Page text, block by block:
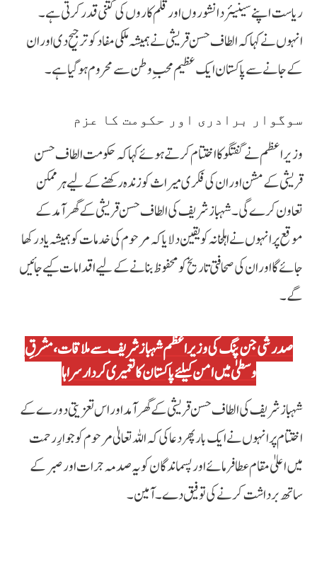
ریاست اپنے سینیئر دانشوروں اور قلم کاروں کی کتنی قدر کرتی ہے۔
انہوں نے کہا کہ الطاف حسن قریشی نے ہمیشہ ملکی مفاد کو ترجیح دی اور ان
کے جانے سے پاکستان ایک عظیم محبِ وطن سے محروم ہو گیا ہے۔
سوگوار برادری اور حکومت کا عزم
وزیراعظم نے گفتگو کا اختتام کرتے ہوئے کہا کہ حکومت الطاف حسن
قریشی کے مشن اور ان کی فکری میراث کو زندہ رکھنے کے لیے ہر ممکن
تعاون کرے گی۔ شہباز شریف کی الطاف حسن قریشی کے گھر آمد کے
موقع پر انہوں نے اہلخانہ کو یقین دلایا کہ مرحوم کی خدمات کو ہمیشہ یاد رکھا
جائے گا اور ان کی صحافتی تاریخ کو محفوظ بنانے کے لیے اقدامات کیے جائیں
گے۔
صدر شی جن پنگ کی وزیراعظم شہباز شریف سے ملاقات، مشرقِ
وسطیٰ میں امن کیلئے پاکستان کا تعمیری کردار سراہا
شہباز شریف کی الطاف حسن قریشی کے گھر آمد اور اس تعزیتی دورے کے
اختتام پر انہوں نے ایک بار پھر دعا کی کہ اللہ تعالیٰ مرحوم کو جوارِ رحمت
میں اعلیٰ مقام عطا فرمائے اور پسماندگان کو یہ صدمہ جرات اور صبر کے
ساتھ برداشت کرنے کی توفیق دے۔ آمین۔